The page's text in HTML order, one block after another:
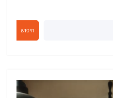
חיפוש